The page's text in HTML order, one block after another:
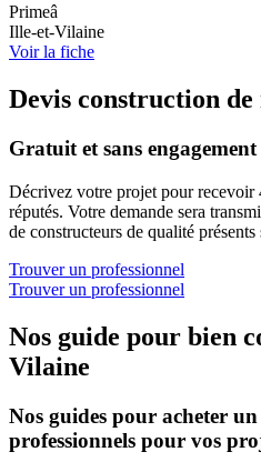
Primeâ
Ille-et-Vilaine
Voir la fiche
Devis construction de
Gratuit et sans engagement
Décrivez votre projet pour recevoir
réputés. Votre demande sera
de constructeurs de qualité
Trouver un professionnel
Trouver un professionnel
Nos guide pour bien
Vilaine
Nos guides pour acheter
professionnels pour vos